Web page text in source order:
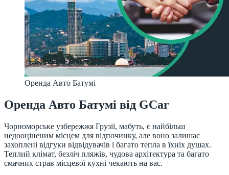
Оренда Авто Батумі
Оренда Авто Батумі від GCar
Чорноморське узбережжя Грузії, мабуть, є найбільш
недооціненим місцем для відпочинку, але воно залишає
захоплені відгуки відвідувачів і багато тепла в їхніх душах.
Теплий клімат, безліч пляжів, чудова архітектура та багато
смачних страв місцевої кухні чекають на вас.